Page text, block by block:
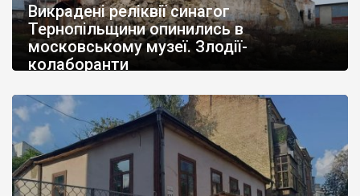
Викрадені реліквії синагог
Тернопільщини опинились в
московському музеї. Злодії-
колаборанти